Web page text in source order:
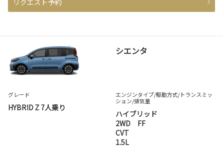
シエンタ
グレード
HYBRID Z 7人乗り
エンジンタイプ/駆動方式/トランスミッ
ション/排気量
ハイブリッド
2WD FF
CVT
1.5L